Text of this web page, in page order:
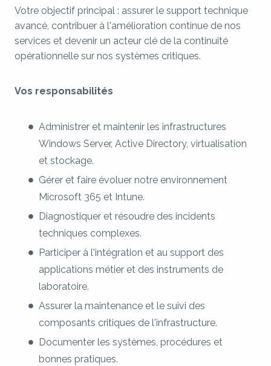
Votre objectif principal : assurer le support technique
avancé, contribuer à l'amélioration continue de nos
services et devenir un acteur clé de la continuité
opérationnelle sur nos systèmes critiques.
Vos responsabilités
Administrer et maintenir les infrastructures
Windows Server, Active Directory, virtualisation
et stockage.
Gérer et faire évoluer notre environnement
Microsoft 365 et Intune.
Diagnostiquer et résoudre des incidents
techniques complexes.
Participer à l'intégration et au support des
applications métier et des instruments de
laboratoire.
Assurer la maintenance et le suivi des
composants critiques de l'infrastructure.
Documenter les systèmes, procédures et
bonnes pratiques.